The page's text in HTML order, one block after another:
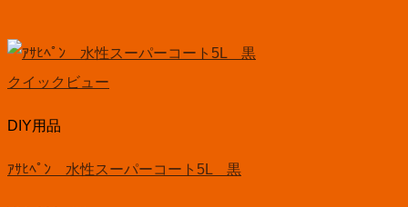
クイックビュー
DIY用品
ｱｻﾋﾍﾟﾝ 水性スーパーコート5L 黒